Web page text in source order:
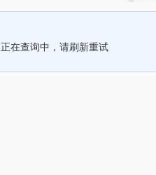
正在查询中，请刷新重试